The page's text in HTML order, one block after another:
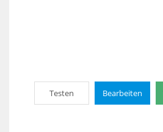
Testen Bearbeiten